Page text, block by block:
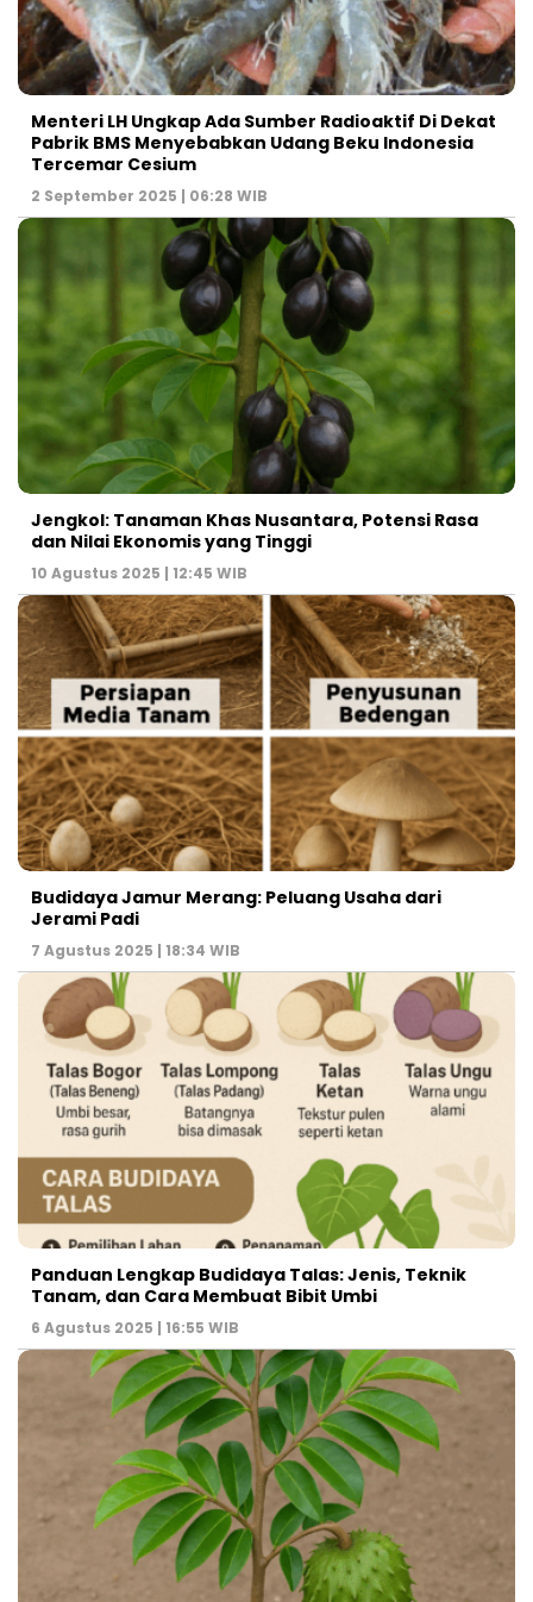
Menteri LH Ungkap Ada Sumber Radioaktif Di Dekat
Pabrik BMS Menyebabkan Udang Beku Indonesia
Tercemar Cesium
2 September 2025 | 06:28 WIB
Jengkol: Tanaman Khas Nusantara, Potensi Rasa
dan Nilai Ekonomis yang Tinggi
10 Agustus 2025 | 12:45 WIB
Budidaya Jamur Merang: Peluang Usaha dari
Jerami Padi
7 Agustus 2025 | 18:34 WIB
Panduan Lengkap Budidaya Talas: Jenis, Teknik
Tanam, dan Cara Membuat Bibit Umbi
6 Agustus 2025 | 16:55 WIB